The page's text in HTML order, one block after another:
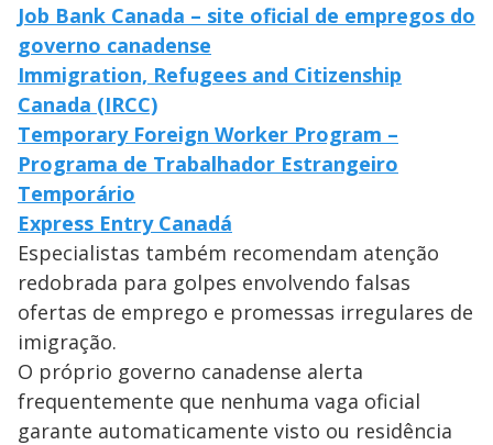
Job Bank Canada – site oficial de empregos do
governo canadense
Immigration, Refugees and Citizenship
Canada (IRCC)
Temporary Foreign Worker Program –
Programa de Trabalhador Estrangeiro
Temporário
Express Entry Canadá
Especialistas também recomendam atenção
redobrada para golpes envolvendo falsas
ofertas de emprego e promessas irregulares de
imigração.
O próprio governo canadense alerta
frequentemente que nenhuma vaga oficial
garante automaticamente visto ou residência